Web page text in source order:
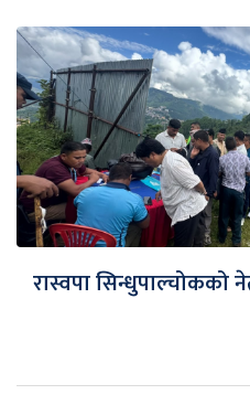
रास्वपा सिन्धुपाल्चोकको